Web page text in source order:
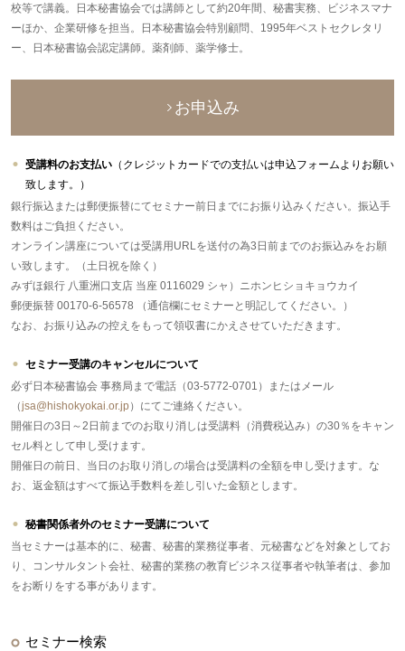
校等で講義。日本秘書協会では講師として約20年間、秘書実務、ビジネスマナ
ーほか、企業研修を担当。日本秘書協会特別顧問、1995年ベストセクレタリ
ー、日本秘書協会認定講師。薬剤師、薬学修士。
お申込み
受講料のお支払い （クレジットカードでの支払いは申込フォームよりお願い
致します。）
銀行振込または郵便振替にてセミナー前日までにお振り込みください。振込手
数料はご負担ください。
オンライン講座については受講用URLを送付の為3日前までのお振込みをお願
い致します。（土日祝を除く）
みずほ銀行 八重洲口支店 当座 0116029 シャ）ニホンヒショキョウカイ
郵便振替 00170-6-56578 （通信欄にセミナーと明記してください。）
なお、お振り込みの控えをもって領収書にかえさせていただきます。
セミナー受講のキャンセルについて
必ず日本秘書協会 事務局まで電話（03-5772-0701）またはメール
（jsa@hishokyokai.or.jp）にてご連絡ください。
開催日の3日～2日前までのお取り消しは受講料（消費税込み）の30％をキャン
セル料として申し受けます。
開催日の前日、当日のお取り消しの場合は受講料の全額を申し受けます。な
お、返金額はすべて振込手数料を差し引いた金額とします。
秘書関係者外のセミナー受講について
当セミナーは基本的に、秘書、秘書的業務従事者、元秘書などを対象としてお
り、コンサルタント会社、秘書的業務の教育ビジネス従事者や執筆者は、参加
をお断りをする事があります。
セミナー検索